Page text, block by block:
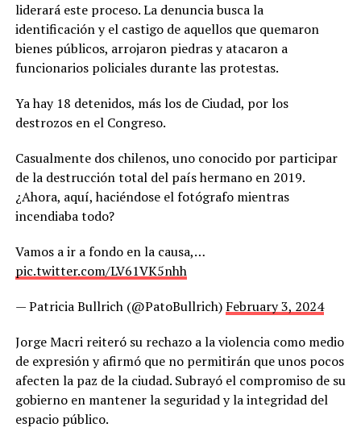
liderará este proceso. La denuncia busca la
identificación y el castigo de aquellos que quemaron
bienes públicos, arrojaron piedras y atacaron a
funcionarios policiales durante las protestas.
Ya hay 18 detenidos, más los de Ciudad, por los
destrozos en el Congreso.
Casualmente dos chilenos, uno conocido por participar
de la destrucción total del país hermano en 2019.
¿Ahora, aquí, haciéndose el fotógrafo mientras
incendiaba todo?
Vamos a ir a fondo en la causa,…
pic.twitter.com/LV61VK5nhh
— Patricia Bullrich (@PatoBullrich) February 3, 2024
Jorge Macri reiteró su rechazo a la violencia como medio
de expresión y afirmó que no permitirán que unos pocos
afecten la paz de la ciudad. Subrayó el compromiso de su
gobierno en mantener la seguridad y la integridad del
espacio público.